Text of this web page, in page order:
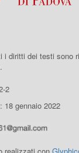
i diritti dei testi sono
2
18 gennaio 2022